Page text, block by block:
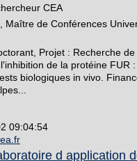
CEA
Maître de Conférences
Projet : Recherche
de la protéine FUR
biologiques in vivo.
09:04:54
d application